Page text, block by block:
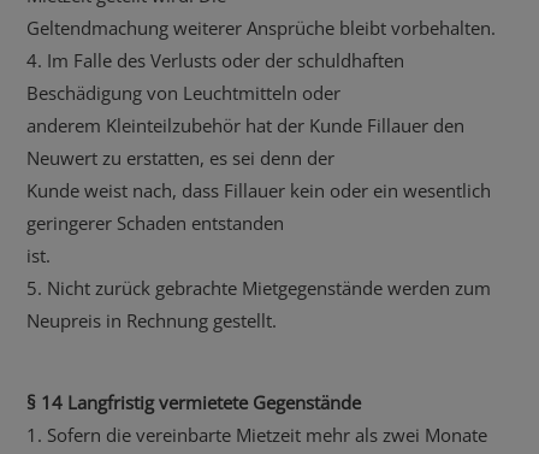
Geltendmachung weiterer Ansprüche bleibt vorbehalten.
4. Im Falle des Verlusts oder der schuldhaften
Beschädigung von Leuchtmitteln oder
anderem Kleinteilzubehör hat der Kunde Fillauer den
Neuwert zu erstatten, es sei denn der
Kunde weist nach, dass Fillauer kein oder ein wesentlich
geringerer Schaden entstanden
ist.
5. Nicht zurück gebrachte Mietgegenstände werden zum
Neupreis in Rechnung gestellt.
§ 14 Langfristig vermietete Gegenstände
1. Sofern die vereinbarte Mietzeit mehr als zwei Monate